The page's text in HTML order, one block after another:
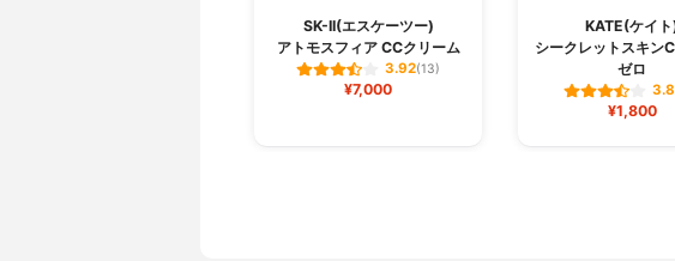
SK-II(エスケーツー)
アトモスフィア CCクリーム
3.92(13)
¥7,000
KATE(ケイ
シークレットスキン
ゼロ
¥1,800